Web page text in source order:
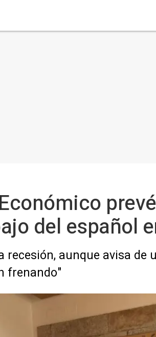
del español
recesión, aunque avisa
frenando"